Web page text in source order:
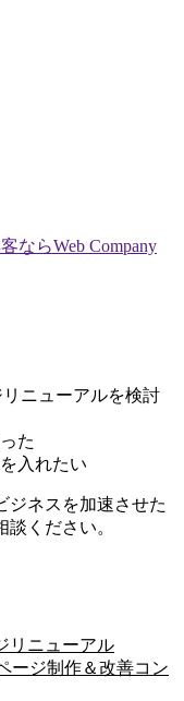
ならWeb Company
ニューアルを検討
た
入れたい
ジネスを加速させた
ください。
リニューアル
ージ制作＆改善コン